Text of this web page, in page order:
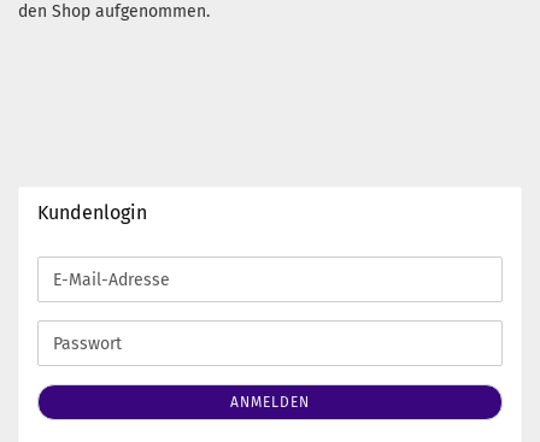
den Shop aufgenommen.
Kundenlogin
E-
Mail-
Adresse
Passwort
ANMELDEN